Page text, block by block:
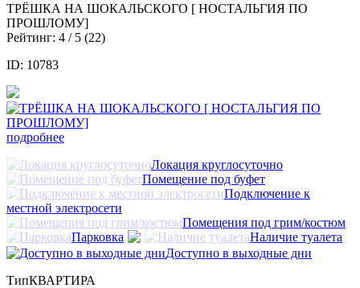
ТРЁШКА НА ШОКАЛЬСКОГО [ НОСТАЛЬГИЯ ПО
ПРОШЛОМУ]
Рейтинг: 4 / 5 (22)
ID: 10783
подробнее
Локация круглосуточно
Помещение под буфет
Подключение к
местной электросети
Помещения под грим/костюм
Парковка
Наличие туалета
Доступно в выходные дни
ТипКВАРТИРА